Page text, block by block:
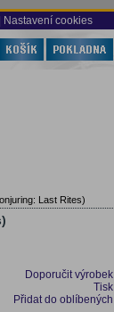
| Nastavení cookies
Last Rites)
Doporučit výrobek
Tisk
Přidat do oblíbených